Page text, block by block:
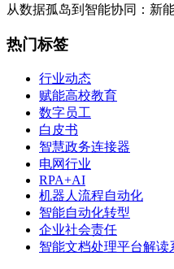
从数据孤岛到智能协同：新
热门标签
行业动态
赋能高校教育
数字员工
白皮书
智慧政务连接器
电网行业
RPA+AI
机器人流程自动化
智能自动化转型
企业社会责任
智能文档处理平台解读